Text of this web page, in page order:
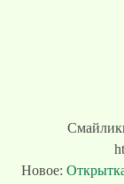
Новое: